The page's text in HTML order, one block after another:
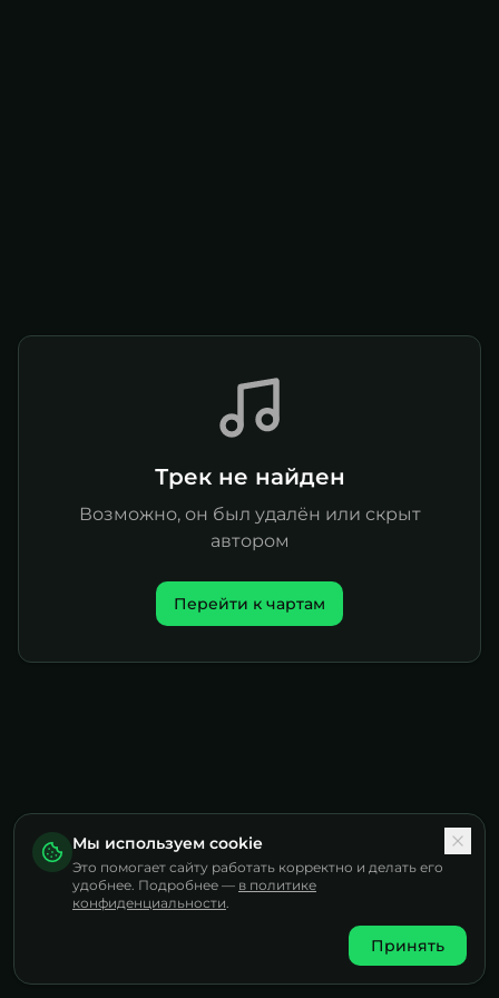
Трек не найден
Возможно, он был удалён или скрыт
автором
Перейти к чартам
Мы используем cookie
Это помогает сайту работать корректно и делать его
удобнее. Подробнее — в политике
конфиденциальности.
Принять